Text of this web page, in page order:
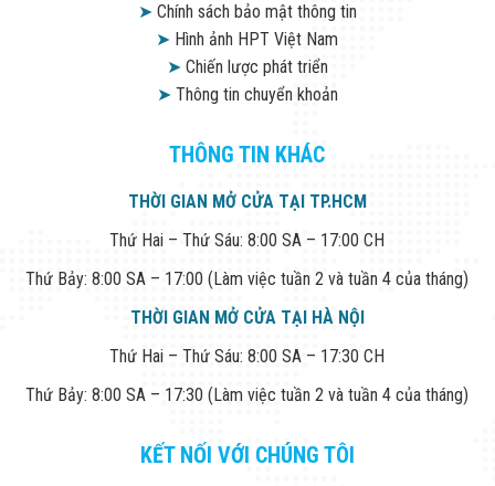
➤Chính sách bảo mật thông tin
➤ Hình ảnh HPT Việt Nam
➤Chiến lược phát triển
➤Thông tin chuyển khoản
THÔNG TIN KHÁC
THỜI GIAN MỞ CỬA TẠI TP.HCM
Thứ Hai – Thứ Sáu: 8:00 SA – 17:00 CH
Thứ Bảy: 8:00 SA – 17:00 (Làm việc tuần 2 và tuần 4 của tháng)
THỜI GIAN MỞ CỬA TẠI HÀ NỘI
Thứ Hai – Thứ Sáu: 8:00 SA – 17:30 CH
Thứ Bảy: 8:00 SA – 17:30 (Làm việc tuần 2 và tuần 4 của tháng)
KẾT NỐI VỚI CHÚNG TÔI